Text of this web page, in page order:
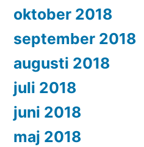
oktober 2018
september 2018
augusti 2018
juli 2018
juni 2018
maj 2018